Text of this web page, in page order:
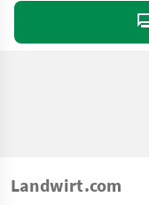
Landwirt.com